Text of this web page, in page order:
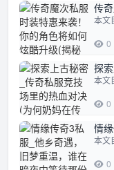
传
何
0
探
(为
0
情
暗
0